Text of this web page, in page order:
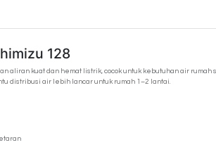
128
aliran kuat dan hemat listrik, cocok untuk kebutuhan air rumah
distribusi air lebih lancar untuk rumah 1–2 lantai.